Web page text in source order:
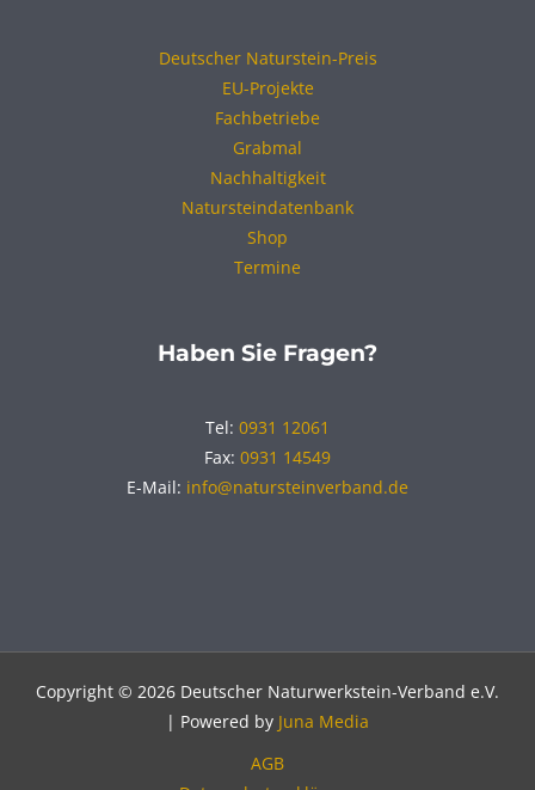
Deutscher Naturstein-Preis
EU-Projekte
Fachbetriebe
Grabmal
Nachhaltigkeit
Natursteindatenbank
Shop
Termine
Haben Sie Fragen?
Tel: 0931 12061
Fax: 0931 14549
E-Mail: info@natursteinverband.de
Copyright © 2026 Deutscher Naturwerkstein-Verband e.V.
| Powered by Juna Media
AGB